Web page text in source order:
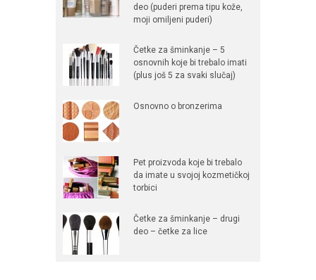
deo (puderi prema tipu kože,
moji omiljeni puderi)
Četke za šminkanje – 5
osnovnih koje bi trebalo imati
(plus još 5 za svaki slučaj)
Osnovno o bronzerima
Pet proizvoda koje bi trebalo
da imate u svojoj kozmetičkoj
torbici
Četke za šminkanje – drugi
deo – četke za lice